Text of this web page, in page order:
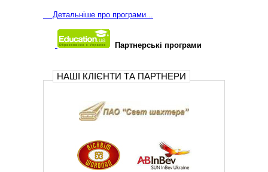
Детальніше про програми...
Партнерські програми
НАШІ КЛІЄНТИ ТА ПАРТНЕРИ